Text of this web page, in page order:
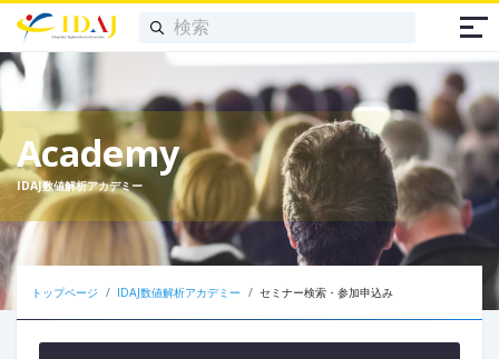
Academy
IDAJ数値解析アカデミー
トップページ IDAJ数値解析アカデミー セミナー検索・参加申込み